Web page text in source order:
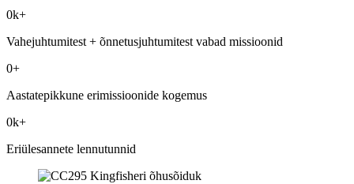
0k+
Vahejuhtumitest + õnnetusjuhtumitest vabad missioonid
0+
Aastatepikkune erimissioonide kogemus
0k+
Eriülesannete lennutunnid